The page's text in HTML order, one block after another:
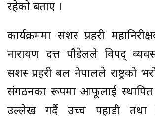
रहेको बताए ।
कार्यक्रममा सशस्त्र प्रहरी
नारायण दत्त पौडेलले विपद्
सशस्त्र प्रहरी बल नेपालले राष्ट्रको
संगठनका रूपमा आफूलाई स्थापित
उल्लेख गर्दै उच्च पहाडी तथा